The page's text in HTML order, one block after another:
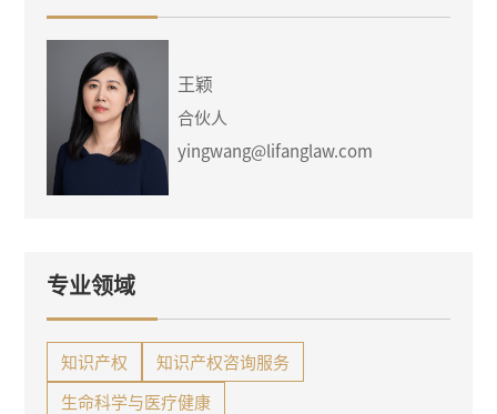
王颖
合伙人
yingwang@lifanglaw.com
专业领域
知识产权
知识产权咨询服务
生命科学与医疗健康